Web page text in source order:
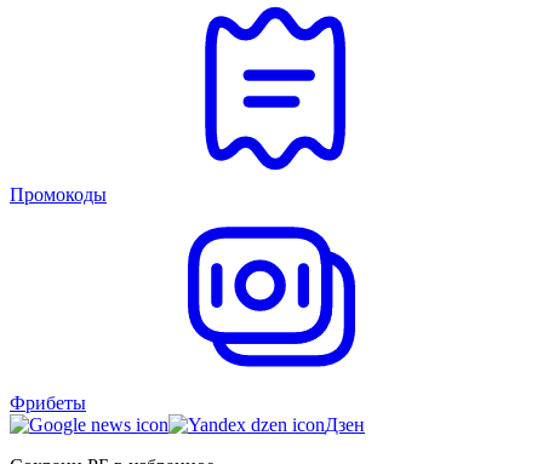
Промокоды
Фрибеты
Дзен